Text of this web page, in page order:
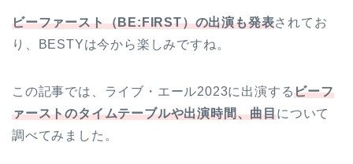
ビーファースト（BE:FIRST）の出演も発表されてお
り、BESTYは今から楽しみですね。
この記事では、ライブ・エール2023に出演するビーフ
ァーストのタイムテーブルや出演時間、曲目について
調べてみました。